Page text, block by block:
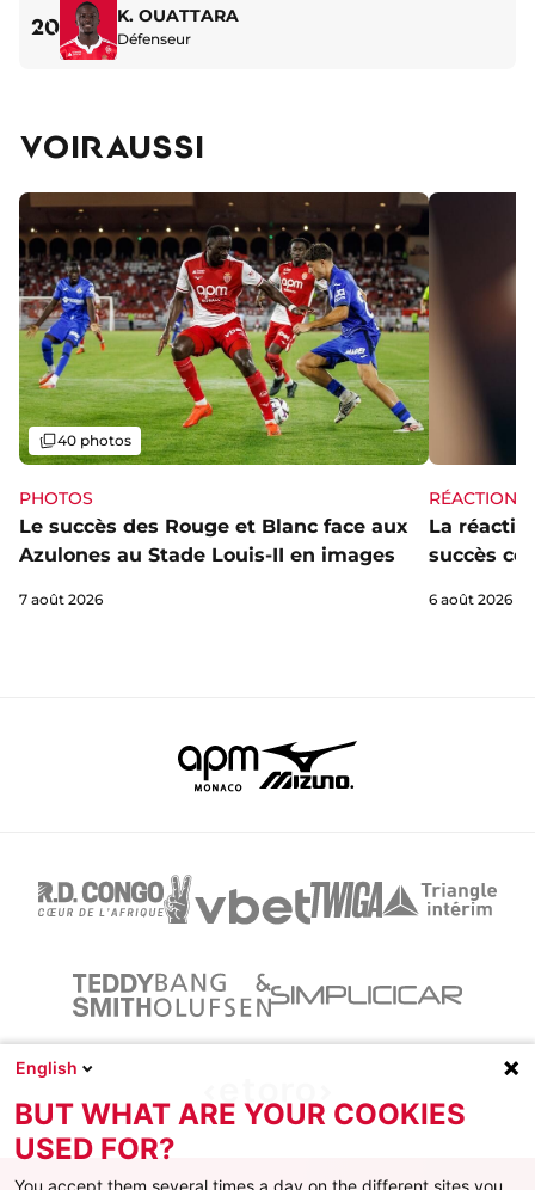
20 K. OUATTARA
Défenseur
VOIR AUSSI
PHOTOS
Le succès des Rouge et Blanc face aux
Azulones au Stade Louis-II en images
Galerie
40 photos
7 août 2026
RÉACTIONS
La
succès
6 août 2026
English
BUT WHAT ARE YOUR COOKIES
USED FOR?
You accept them several times a day on the different sites you